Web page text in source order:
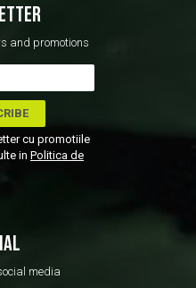
and promotions
cu promotiile
in Politica de
media